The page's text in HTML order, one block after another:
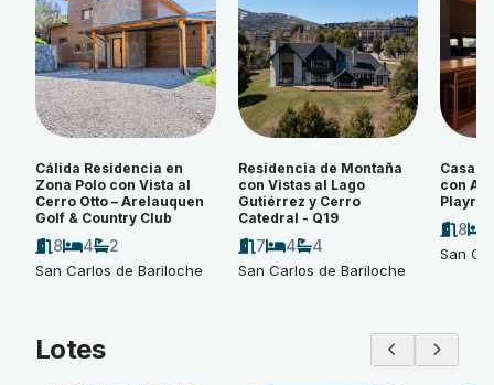
Cálida Residencia en
Zona Polo con Vista al
Cerro Otto – Arelauquen
Golf & Country Club
8 4 2
San Carlos de Bariloche
Residencia de Montaña
con Vistas al Lago
Gutiérrez y Cerro
Catedral - Q19
7 4 4
San Carlos de Bariloche
Casa
con
8
San
Lotes